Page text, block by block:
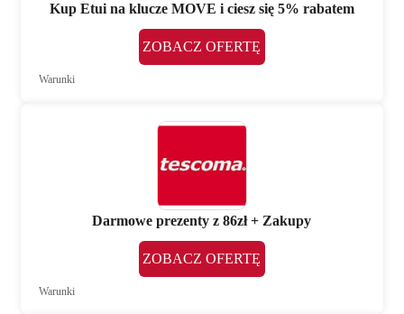
Kup Etui na klucze MOVE i ciesz się 5% rabatem
ZOBACZ OFERTĘ
Warunki
Darmowe prezenty z 86zł + Zakupy
ZOBACZ OFERTĘ
Warunki